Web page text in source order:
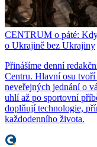
CENTRUM o páté:
o Ukrajině bez Ukrajiny
Přinášíme denní
Centru. Hlavní osu tvoří
neveřejných jednání o
uhlí až po sportovní
doplňují technologie,
každodenního života.